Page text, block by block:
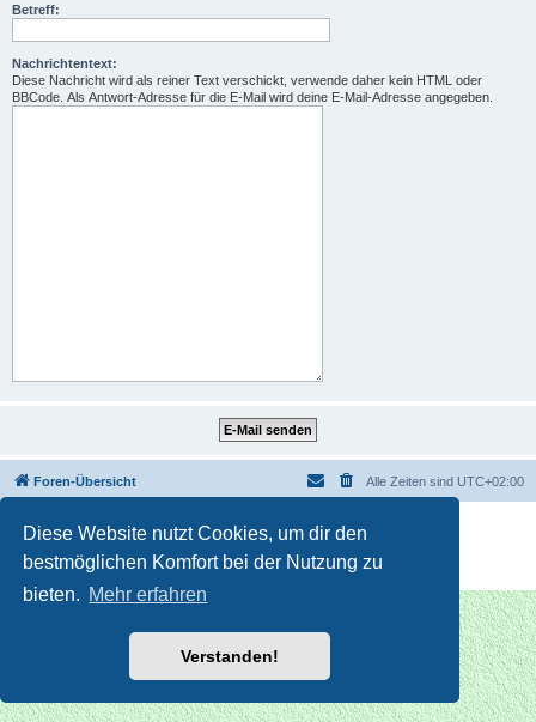
Diese Website nutzt Cookies, um dir den
bestmöglichen Komfort bei der Nutzung zu
bieten. Mehr erfahren
Verstanden!
Betreff:
Nachrichtentext:
Diese Nachricht wird als reiner Text verschickt, verwende daher kein HTML oder
BBCode. Als Antwort-Adresse für die E-Mail wird deine E-Mail-Adresse angegeben.
Foren-Übersicht Alle Zeiten sind UTC+02:00
Powered by phpBB
® Forum Software © phpBB Limited
Deutsche Übersetzung durch
Datenschutz|Nutzungsbedingungen